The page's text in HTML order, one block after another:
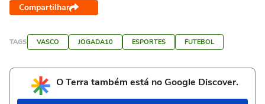
Compartilhar
TAGS VASCO JOGADA10 ESPORTES FUTEBOL
O Terra também está no Google Discover.